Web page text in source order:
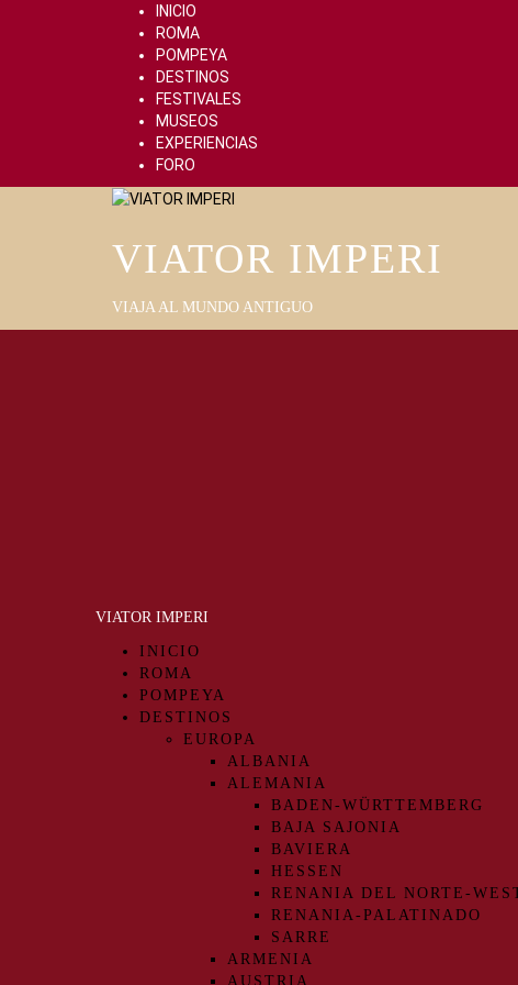
INICIO
ROMA
POMPEYA
DESTINOS
FESTIVALES
MUSEOS
EXPERIENCIAS
FORO
VIATOR IMPERI
VIAJA AL MUNDO ANTIGUO
VIATOR IMPERI
INICIO
ROMA
POMPEYA
DESTINOS
EUROPA
ALBANIA
ALEMANIA
BADEN-WÜRTTEMBERG
BAJA SAJONIA
BAVIERA
HESSEN
RENANIA DEL NORTE-
RENANIA-PALATINADO
SARRE
ARMENIA
AUSTRIA